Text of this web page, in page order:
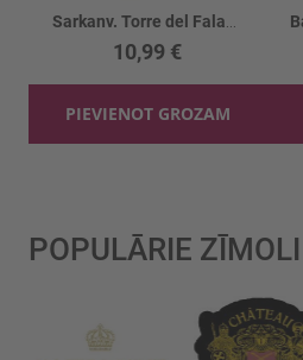
10,99 €
PIEVIENOT GROZAM
POPULĀRIE ZĪMOLI